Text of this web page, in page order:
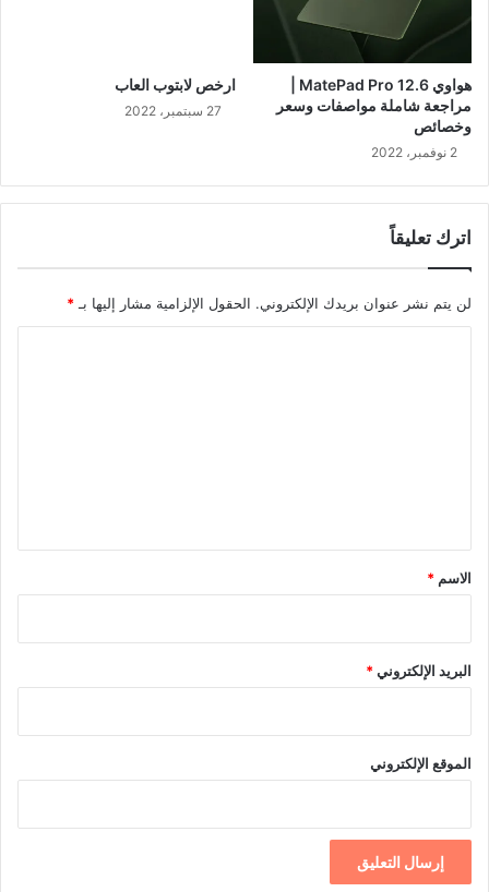
مراجعة شاملة مواصفات وسعر
وخصائص
2 نوفمبر، 2022
ارخص لابتوب العاب
27 سبتمبر، 2022
اترك تعليقاً
لن يتم نشر عنوان بريدك الإلكتروني. الحقول الإلزامية مشار إليها بـ *
*
الاسم *
البريد الإلكتروني*
الموقع الإلكتروني